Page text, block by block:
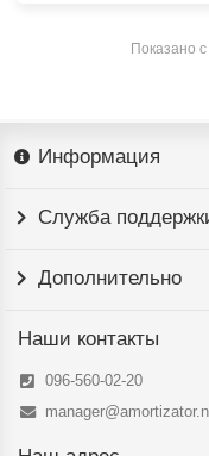
Показано
Информация
Служба
Дополнительно
Наши контакты
096-560-02-20